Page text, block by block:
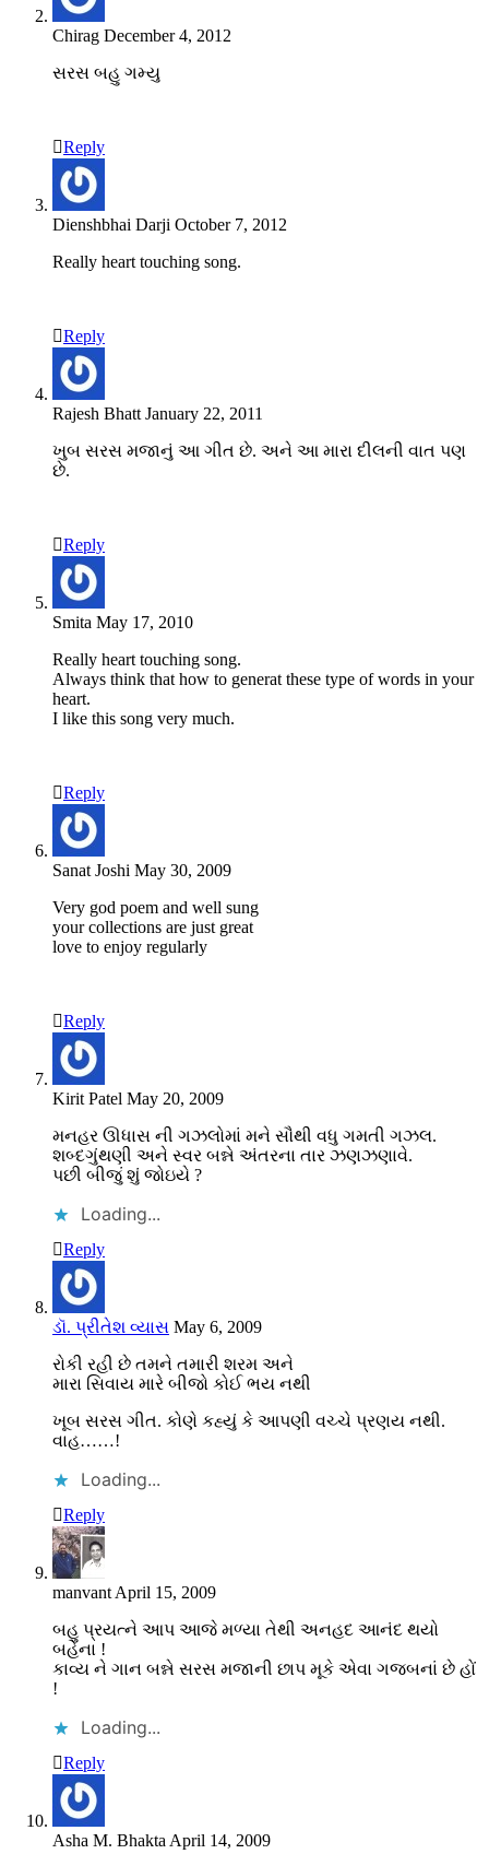
Chirag December 4, 2012
સરસ બહુ ગમ્યુ
Reply
Dienshbhai Darji October 7, 2012
Really heart touching song.
Reply
Rajesh Bhatt January 22, 2011
ખુબ સરસ મજાનું આ ગીત છે. અને આ મારા દીલની વાત પણ
છે.
Reply
Smita May 17, 2010
Really heart touching song.
Always think that how to generat these type of words in your
heart.
I like this song very much.
Reply
Sanat Joshi May 30, 2009
Very god poem and well sung
your collections are just great
love to enjoy regularly
Reply
Kirit Patel May 20, 2009
મનહર ઊધાસ ની ગઝલોમાં મને સૌથી વધુ ગમતી ગઝલ.
શબ્દગુંથણી અને સ્વર બન્ને અંતરના તાર ઝણઝણાવે.
પછી બીજું શું જોઇયે ?
Loading...
Reply
ડૉ. પ્રીતેશ વ્યાસ May 6, 2009
રોકી રહી છે તમને તમારી શરમ અને
મારા સિવાય મારે બીજો કોઈ ભય નથી
ખૂબ સરસ ગીત. કોણે કહ્યું કે આપણી વચ્ચે પ્રણય નથી.
વાહ……!
Loading...
Reply
manvant April 15, 2009
બહુ પ્રયત્ને આપ આજે મળ્યા તેથી અનહદ આનંદ થયો
બહેના !
કાવ્ય ને ગાન બન્ને સરસ મજાની છાપ મૂકે એવા ગજબનાં છે હોં
!
Loading...
Reply
Asha M. Bhakta April 14, 2009